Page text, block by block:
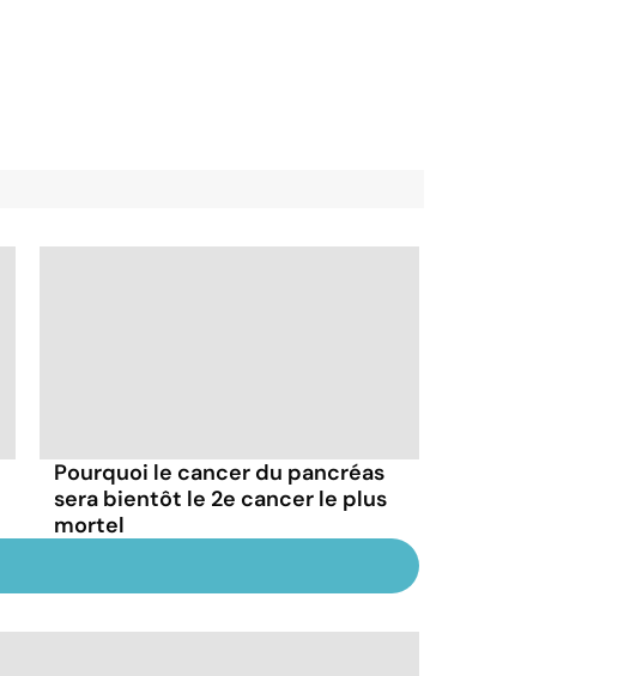
Pourquoi le cancer du pancréas
sera bientôt le 2e cancer le plus
mortel